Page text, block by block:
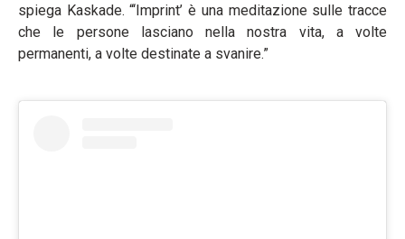
spiega Kaskade. “‘Imprint’ è una meditazione sulle tracce
che le persone lasciano nella nostra vita, a volte
permanenti, a volte destinate a svanire.”